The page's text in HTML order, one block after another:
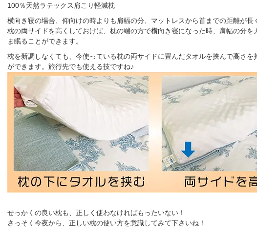
100％天然ラテックス肩こり軽減枕
横向き寝の場合、仰向けの時よりも肩幅の分、マットレスから首までの距離が長
枕の両サイドを高くしておけば、枕の端の方で横向き寝になった時、肩幅の分を
ま眠ることができます。
枕を新調しなくても、今使っている枕の両サイドに畳んだタオルを挟んで高さを
ができます。旅行先でも使える技ですね♪
せっかくの良い枕も、正しく使わなければもったいない！
さっそく今夜から、正しい枕の使い方を意識してみて下さいね！